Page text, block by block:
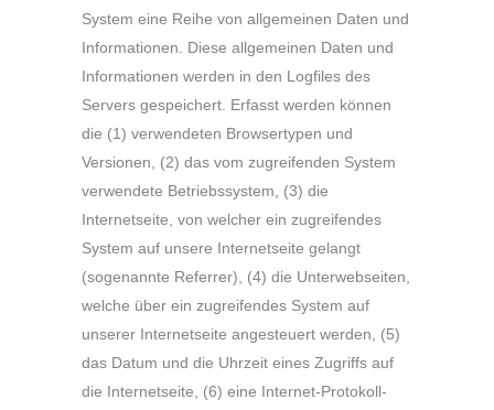
System eine Reihe von allgemeinen Daten und
Informationen. Diese allgemeinen Daten und
Informationen werden in den Logfiles des
Servers gespeichert. Erfasst werden können
die (1) verwendeten Browsertypen und
Versionen, (2) das vom zugreifenden System
verwendete Betriebssystem, (3) die
Internetseite, von welcher ein zugreifendes
System auf unsere Internetseite gelangt
(sogenannte Referrer), (4) die Unterwebseiten,
welche über ein zugreifendes System auf
unserer Internetseite angesteuert werden, (5)
das Datum und die Uhrzeit eines Zugriffs auf
die Internetseite, (6) eine Internet-Protokoll-